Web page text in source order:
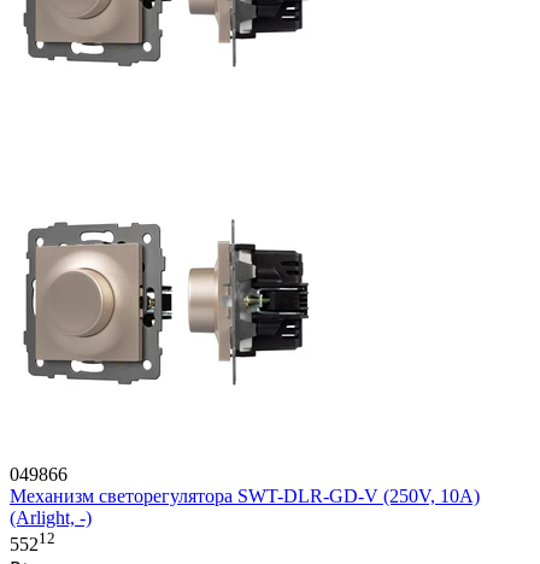
049866
Механизм светорегулятора SWT-DLR-GD-V (250V, 10A)
(Arlight, -)
55212